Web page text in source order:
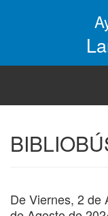
DeViernes, 2 de